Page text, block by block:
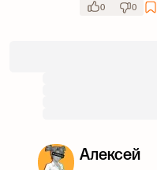
0 0
Алексей